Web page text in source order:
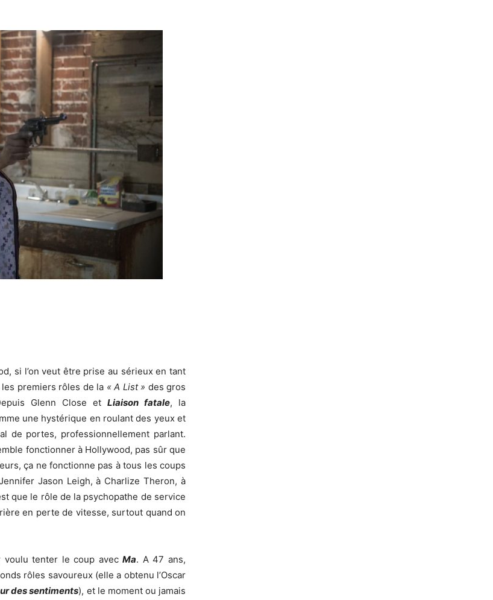
si l’on veut être prise au sérieux en tant
les premiers rôles de la « A List » des gros
Glenn Close etLiaison fatale, la
une hystérique en roulant des yeux et
de portes, professionnellement parlant.
fonctionner à Hollywood, pas sûr que
ça ne fonctionne pas à tous les coups
Jason Leigh, à Charlize Theron, à
que le rôle de la psychopathe de service
en perte de vitesse, surtout quand on
voulu tenter le coup avecMa. A 47 ans,
rôles savoureux (elle a obtenu l’Oscar
des sentiments), et le moment ou jamais